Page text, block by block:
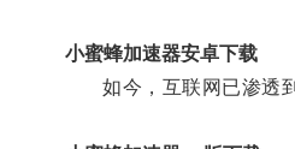
小蜜蜂加速器安卓下载
如今，互联网已渗透到